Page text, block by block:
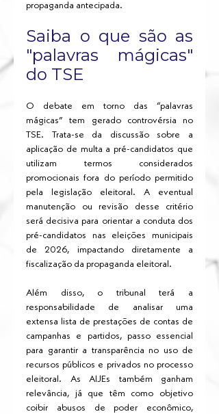
propaganda antecipada.
Saiba o que são as
"palavras mágicas"
do TSE
O debate em torno das “palavras
mágicas” tem gerado controvérsia no
TSE. Trata-se da discussão sobre a
aplicação de multa a pré-candidatos que
utilizam termos considerados
promocionais fora do período permitido
pela legislação eleitoral. A eventual
manutenção ou revisão desse critério
será decisiva para orientar a conduta dos
pré-candidatos nas eleições municipais
de 2026, impactando diretamente a
fiscalização da propaganda eleitoral.
Além disso, o tribunal terá a
responsabilidade de analisar uma
extensa lista de prestações de contas de
campanhas e partidos, passo essencial
para garantir a transparência no uso de
recursos públicos e privados no processo
eleitoral. As AIJEs também ganham
relevância, já que têm como objetivo
coibir abusos de poder econômico,